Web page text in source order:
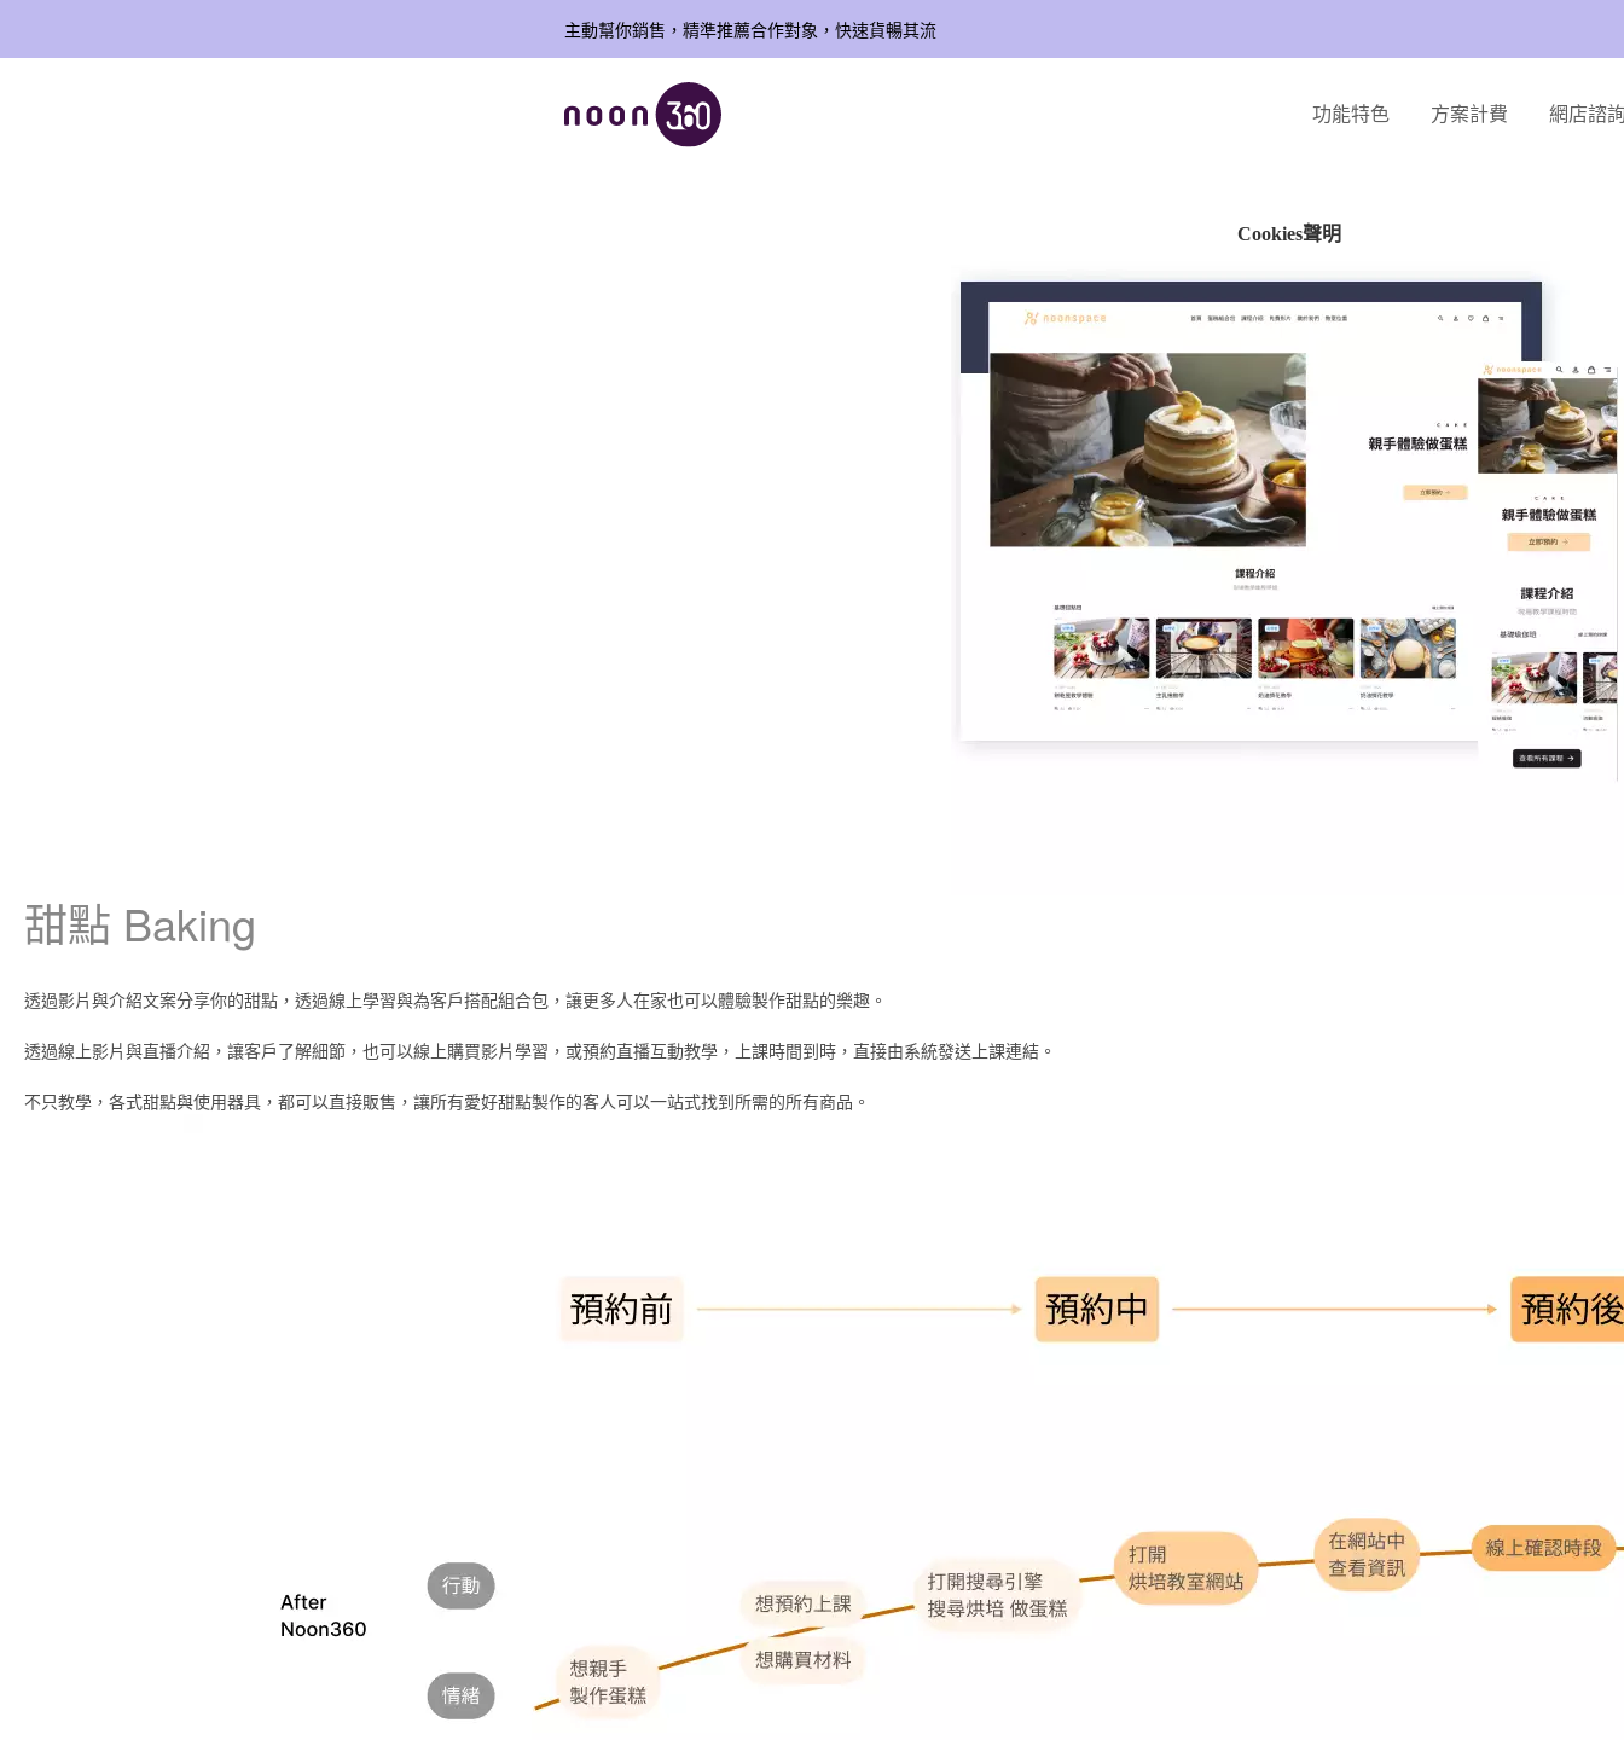
主動幫你銷售，精準推薦合作對象，快速貨暢其流
功能特色 方案計費 網店諮
Cookies聲明
甜點 Baking
透過影片與介紹文案分享你的甜點，透過線上學習與為客戶搭配組合包，讓更多人在家也可以體驗製作甜點的樂趣。
透過線上影片與直播介紹，讓客戶了解細節，也可以線上購買影片學習，或預約直播互動教學，上課時間到時，直接由系統發送上課連結。
不只教學，各式甜點與使用器具，都可以直接販售，讓所有愛好甜點製作的客人可以一站式找到所需的所有商品。